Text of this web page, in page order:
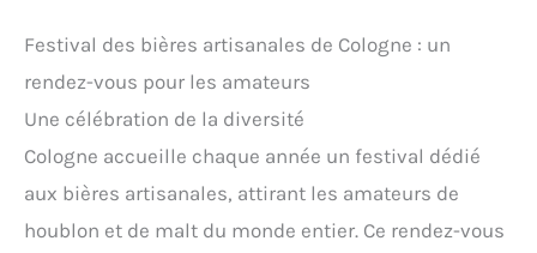
Festival des bières artisanales de Cologne : un
rendez-vous pour les amateurs
Une célébration de la diversité
Cologne accueille chaque année un festival dédié
aux bières artisanales, attirant les amateurs de
houblon et de malt du monde entier. Ce rendez-vous